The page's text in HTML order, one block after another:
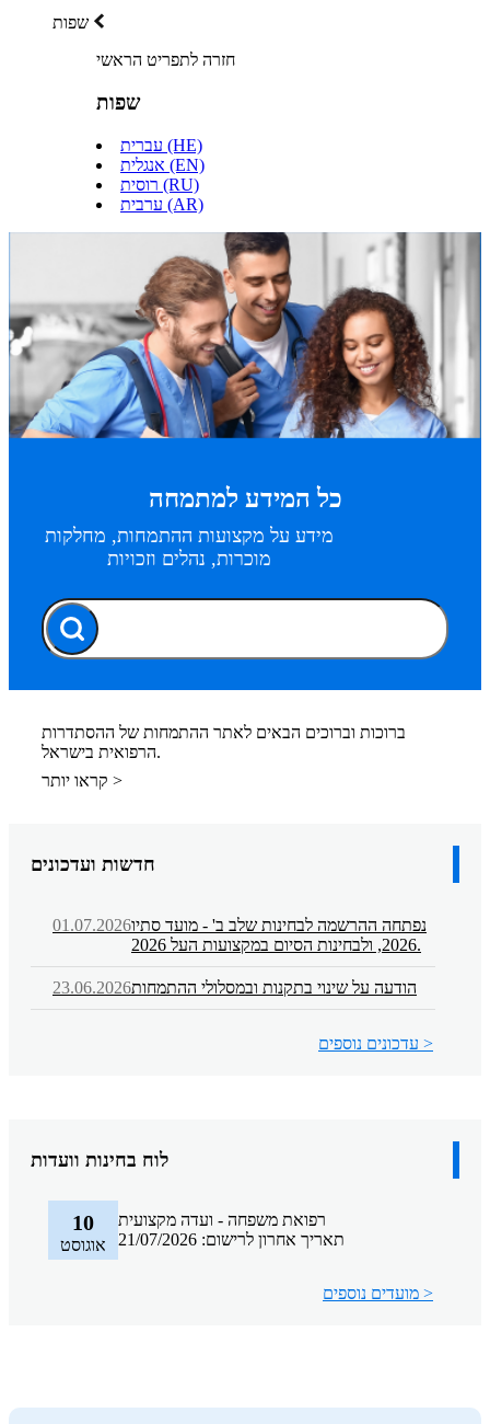
שפות
חזרה לתפריט הראשי
שפות
עברית (HE)
אנגלית (EN)
רוסית (RU)
ערבית (AR)
כל המידע למתמחה
מידע על מקצועות ההתמחות, מחלקות
מוכרות, נהלים וזכויות
ברוכות וברוכים הבאים לאתר ההתמחות של ההסתדרות
הרפואית בישראל.
קראו יותר >
חדשות ועדכונים
01.07.2026נפתחה ההרשמה לבחינות שלב ב' - מועד סתיו
2026, ולבחינות הסיום במקצועות העל 2026.
23.06.2026הודעה על שינוי בתקנות ובמסלולי ההתמחות
עדכונים נוספים >
לוח בחינות וועדות
10
אוגוסט
רפואת משפחה - ועדה מקצועית
תאריך אחרון לרישום: 21/07/2026
מועדים נוספים >